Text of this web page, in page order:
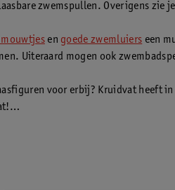
zwemspullen. Overigens
en goede zwemluiers een
Uiteraard mogen ook
voor erbij? Kruidvat heeft